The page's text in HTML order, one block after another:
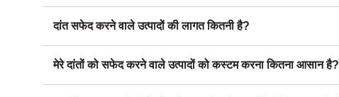
दांत सफेद करने वाले उत्पादों की लागत कितनी है?
मेरे दांतों को सफेद करने वाले उत्पादों को कस्टम करना कितना आसान है?